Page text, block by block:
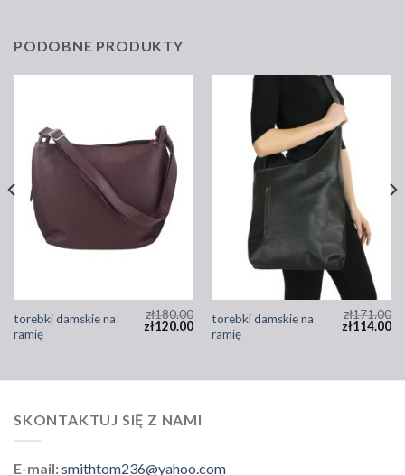
PODOBNE PRODUKTY
torebki damskie na
ramię
zł180.00
zł120.00
torebki damskie na
ramię
zł171.00
zł114.00
SKONTAKTUJ SIĘ Z NAMI
E-mail:smithtom236@yahoo.com